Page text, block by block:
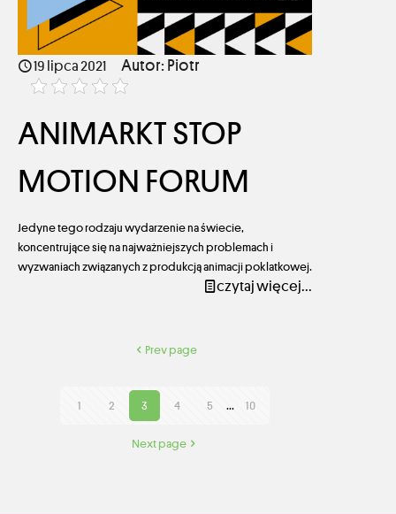
19 lipca 2021 Autor: Piotr
ANIMARKT STOP
MOTION FORUM
Jedyne tego rodzaju wydarzenie na świecie,
koncentrujące się na najważniejszych problemach i
wyzwaniach związanych z produkcją animacji poklatkowej.
czytaj więcej...
Prev page
1 2 3 4 5 10
Next page